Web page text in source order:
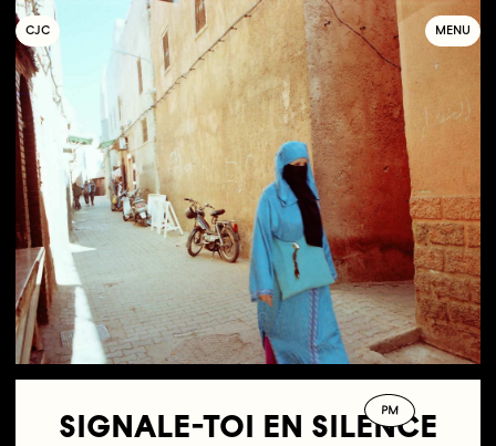
COLLECTIF
JEUNE
C INÉMA MENU
SIGNALE-TOI EN SILENCE
PM